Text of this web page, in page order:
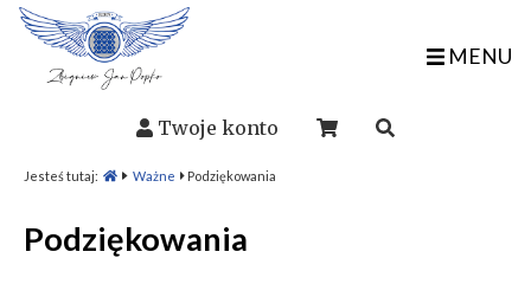
MENU
Twoje konto
Jesteś tutaj: Ważne Podziękowania
Podziękowania